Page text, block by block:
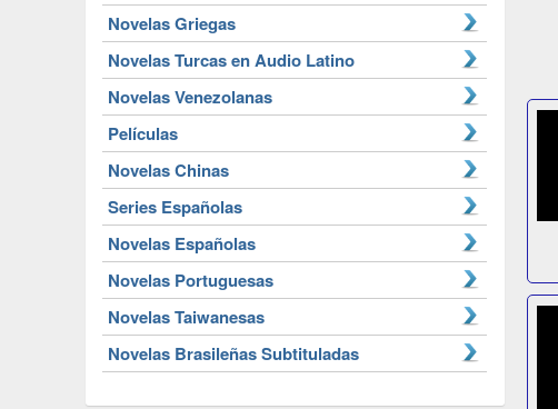
Novelas Griegas
Novelas Turcas en Audio Latino
Novelas Venezolanas
Películas
Novelas Chinas
Series Españolas
Novelas Españolas
Novelas Portuguesas
Novelas Taiwanesas
Novelas Brasileñas Subtituladas